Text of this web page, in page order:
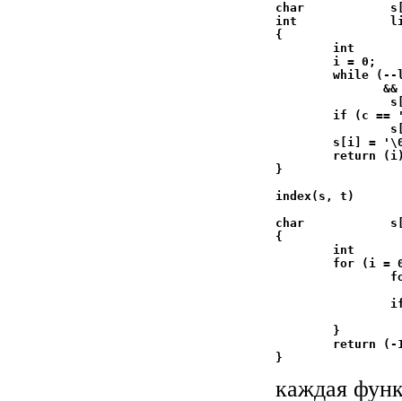
char
int
{
	int             c, i;
	i = 0;
while
&&
	if (c == '\n')
}
index(s, t)			/* return index of t in
char
{
	int             i, j, k;
		if (t[k] == '\0')
каждая